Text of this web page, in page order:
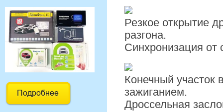
Резкое открытие
разгона.
Синхронизация от
Конечный участок
зажиганием.
Дроссельная